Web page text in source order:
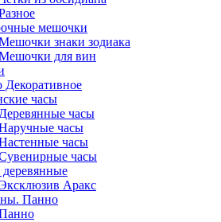
мешочки
знаки зодиака
для вин
Декоративное
часы
Деревянные часы
часы
часы
часы
Аракс
Панно